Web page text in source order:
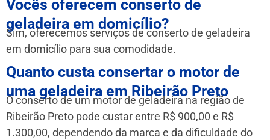
Vocês oferecem conserto de
geladeira em domicílio?
Sim, oferecemos serviços de conserto de geladeira
em domicílio para sua comodidade.
Quanto custa consertar o motor de
uma geladeira em Ribeirão Preto
O conserto de um motor de geladeira na região de
Ribeirão Preto pode custar entre R$ 900,00 e R$
1.300,00, dependendo da marca e da dificuldade do